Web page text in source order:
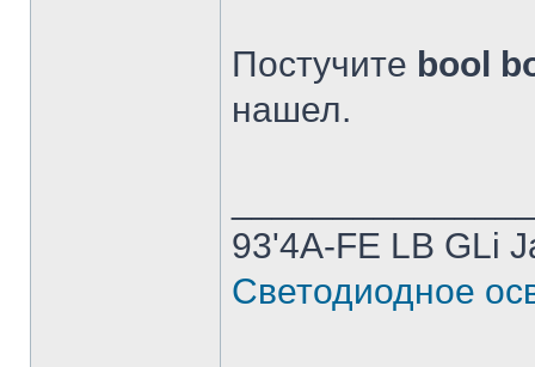
Постучите bool
нашел.
93'4A-FE LB GLi
Светодиодное